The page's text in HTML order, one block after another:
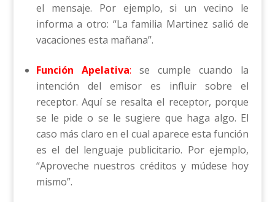
el mensaje. Por ejemplo, si un vecino le
informa a otro: “La familia Martinez salió de
vacaciones esta mañana”.
Función Apelativa: se cumple cuando la
intención del emisor es influir sobre el
receptor. Aquí se resalta el receptor, porque
se le pide o se le sugiere que haga algo. El
caso más claro en el cual aparece esta función
es el del lenguaje publicitario. Por ejemplo,
“Aproveche nuestros créditos y múdese hoy
mismo”.